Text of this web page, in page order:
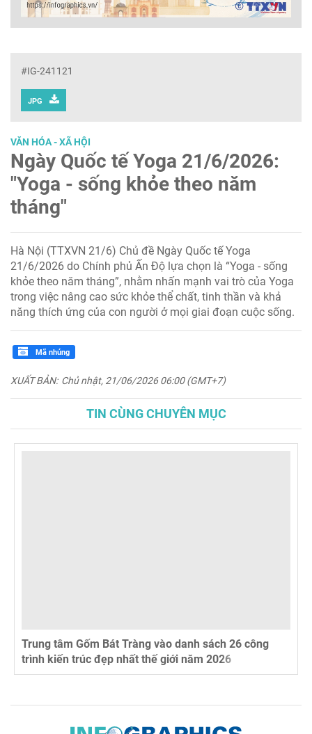
#IG-241121
JPG
VĂN HÓA - XÃ HỘI
Ngày Quốc tế Yoga 21/6/2026:
"Yoga - sống khỏe theo năm
tháng"
Hà Nội (TTXVN 21/6) Chủ đề Ngày Quốc tế Yoga
21/6/2026 do Chính phủ Ấn Độ lựa chọn là “Yoga - sống
khỏe theo năm tháng”, nhằm nhấn mạnh vai trò của Yoga
trong việc nâng cao sức khỏe thể chất, tinh thần và khả
năng thích ứng của con người ở mọi giai đoạn cuộc sống.
Mã nhúng
XUẤT BẢN: Chủ nhật, 21/06/2026 06:00 (GMT+7)
TIN CÙNG CHUYÊN MỤC
Trung tâm Gốm Bát Tràng vào danh sách 26 công
trình kiến trúc đẹp nhất thế giới năm 2026